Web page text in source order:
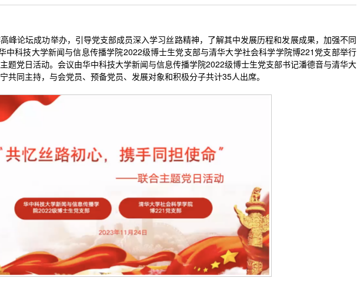
峰论坛成功举办，引导党支部成员深入学习丝路精神，了解其中发展历程和发展成果，加强不同
中科技大学新闻与信息传播学院2022级博士生党支部与清华大学社会科学学院博221党支部举行
题党日活动。会议由华中科技大学新闻与信息传播学院2022级博士生党支部书记潘德音与清华大
共同主持，与会党员、预备党员、发展对象和积极分子共计35人出席。